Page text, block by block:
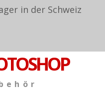
in der Schweiz
e h ö r